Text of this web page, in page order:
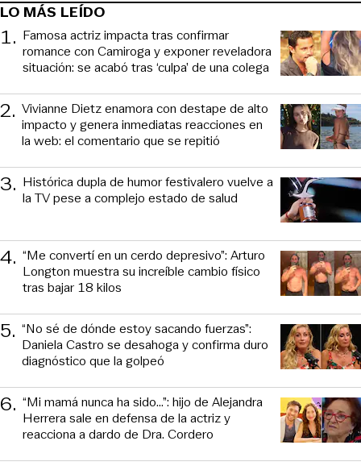
LO MÁS LEÍDO
1. Famosa actriz impacta tras confirmar
romance con Camiroga y exponer reveladora
situación: se acabó tras ‘culpa’ de una colega
2. Vivianne Dietz enamora con destape de alto
impacto y genera inmediatas reacciones en
la web: el comentario que se repitió
3. Histórica dupla de humor festivalero vuelve a
la TV pese a complejo estado de salud
4. “Me convertí en un cerdo depresivo”: Arturo
Longton muestra su increíble cambio físico
tras bajar 18 kilos
5. “No sé de dónde estoy sacando fuerzas”:
Daniela Castro se desahoga y confirma duro
diagnóstico que la golpeó
6. “Mi mamá nunca ha sido...”: hijo de Alejandra
Herrera sale en defensa de la actriz y
reacciona a dardo de Dra. Cordero